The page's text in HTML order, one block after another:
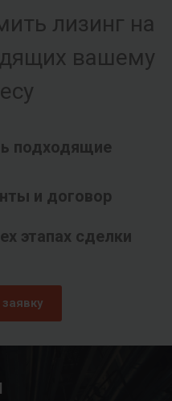
лизинг на
вашему
подходящие
и договор
этапах сделки